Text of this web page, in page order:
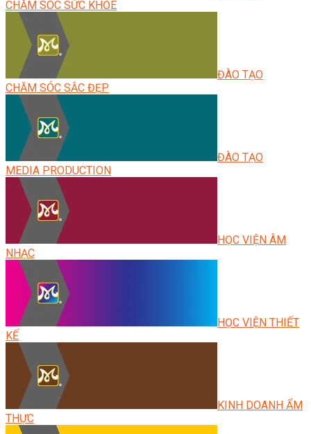
CHĂM SÓC SỨC KHỎE
ĐÀO TẠO
CHĂM SÓC SẮC ĐẸP
ĐÀO TẠO
MEDIA PRODUCTION
HỌC VIỆN ÂM
NHẠC
HỌC VIỆN THIẾT
KẾ
KINH DOANH ẨM
THỰC